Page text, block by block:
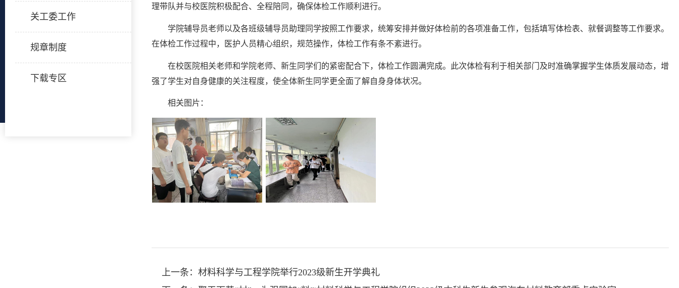
关工委工作
规章制度
下载专区
理带队并与校医院积极配合、全程陪同，确保体检工作顺利进行。
学院辅导员老师以及各班级辅导员助理同学按照工作要求，统筹安排并做好体检前的各项准备工作，包括填写体检表、就餐调整等工作要求。
在体检工作过程中，医护人员精心组织，规范操作，体检工作有条不紊进行。
在校医院相关老师和学院老师、新生同学们的紧密配合下，体检工作圆满完成。此次体检有利于相关部门及时准确掌握学生体质发展动态，增
强了学生对自身健康的关注程度，使全体新生同学更全面了解自身身体状况。
相关图片：
上一条： 材料科学与工程学院举行2023级新生开学典礼